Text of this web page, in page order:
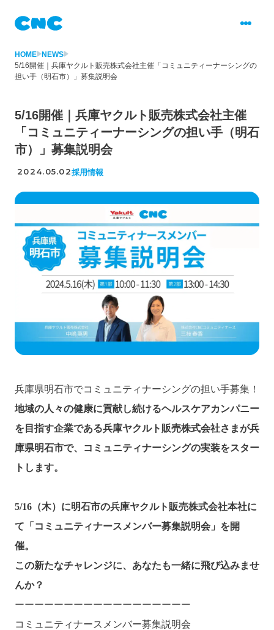
HOME
NEWS
5/16開催｜兵庫ヤクルト販売株式会社主催「コミュニティーナーシングの
担い手（明石市）」募集説明会
5/16開催｜兵庫ヤクルト販売株式会社主催
「コミュニティーナーシングの担い手（明石
市）」募集説明会
2024.05.02採用情報
兵庫県明石市でコミュニティナーシングの担い手募集！
地域の人々の健康に貢献し続けるヘルスケアカンパニー
を目指す企業である兵庫ヤクルト販売株式会社さまが兵
庫県明石市で、コミュニティナーシングの実装をスター
トします。
5/16（木）に明石市の兵庫ヤクルト販売株式会社本社に
て「コミュニティナースメンバー募集説明会」を開
催。
この新たなチャレンジに、あなたも一緒に飛び込みませ
んか？
ーーーーーーーーーーーーーーーーーー
コミュニティナースメンバー募集説明会